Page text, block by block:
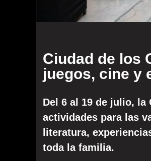
Ciudad de los
juegos, cine y
Del 6 al 19 de julio, la
actividades para las
literatura,
toda la familia.